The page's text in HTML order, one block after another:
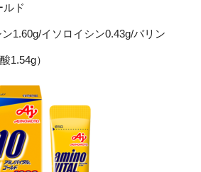
ルド
1.60g/イソロイシン0.43g/バリン
1.54g）